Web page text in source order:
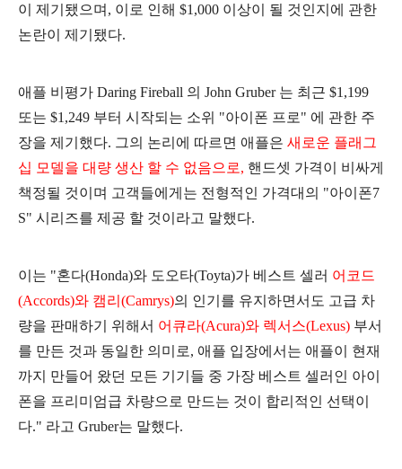
이 제기됐으며, 이로 인해 $1,000 이상이 될 것인지에 관한
논란이 제기됐다.
애플 비평가 Daring Fireball 의 John Gruber 는 최근 $1,199
또는 $1,249 부터 시작되는 소위 "아이폰 프로" 에 관한 주
장을 제기했다. 그의 논리에 따르면 애플은 새로운 플래그
십 모델을 대량 생산 할 수 없음으로, 핸드셋 가격이 비싸게
책정될 것이며 고객들에게는 전형적인 가격대의 "아이폰7
S" 시리즈를 제공 할 것이라고 말했다.
이는 "혼다(Honda)와 도오타(Toyta)가 베스트 셀러 어코드
(Accords)와 캠리(Camrys)의 인기를 유지하면서도 고급 차
량을 판매하기 위해서 어큐라(Acura)와 렉서스(Lexus) 부서
를 만든 것과 동일한 의미로, 애플 입장에서는 애플이 현재
까지 만들어 왔던 모든 기기들 중 가장 베스트 셀러인 아이
폰을 프리미엄급 차량으로 만드는 것이 합리적인 선택이
다." 라고 Gruber는 말했다.